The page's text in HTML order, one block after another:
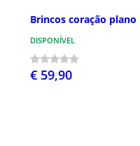
Brincos coração
DISPONÍVEL
€ 59,90